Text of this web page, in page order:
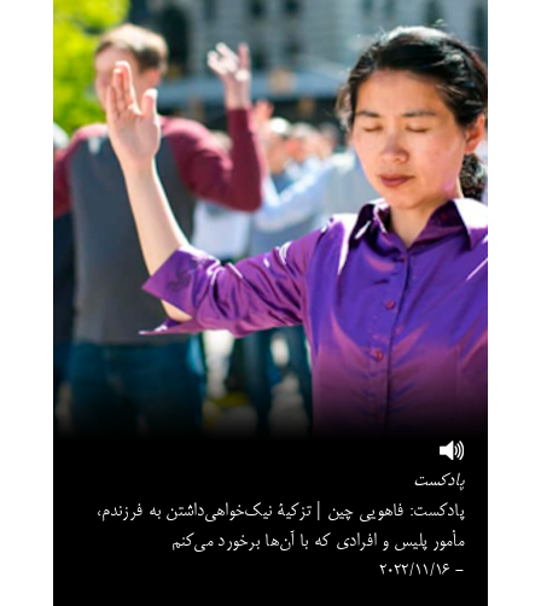
پادکست
پادکست: فاهویی چین | تزکیۀ نیک‌خواهی‌داشتن به فرزندم،
مأمور پلیس و افرادی که با آن‌ها برخورد می‌کنم
- 2022/11/16